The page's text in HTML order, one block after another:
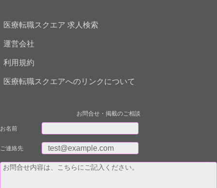
医療転職スクエア 求人検索
運営会社
利用規約
医療転職スクエアへのリンクについて
お問合せ・掲載のご相談
お名前
ご連絡先